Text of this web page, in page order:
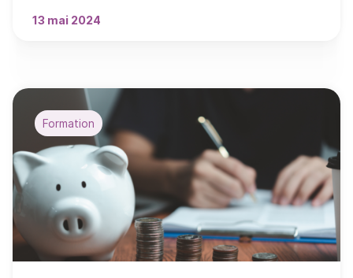
13 mai 2024
Formation